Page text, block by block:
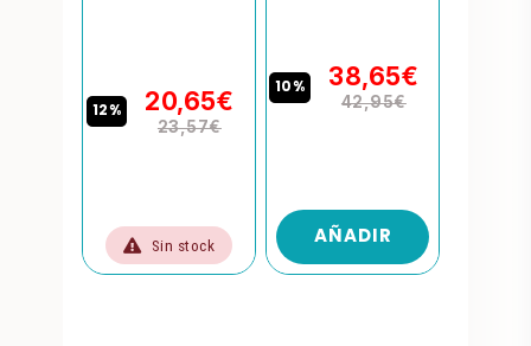
12% 20,65€
23,57€
Sin stock
10% 38,65€
42,95€
AÑADIR